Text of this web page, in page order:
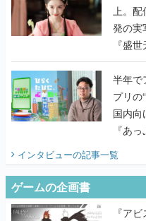
上。
発の実
『盛
うこだ
半年で
プリの
国内向
『あ
インタビューの記事一覧
ゲームの企画書
『ア